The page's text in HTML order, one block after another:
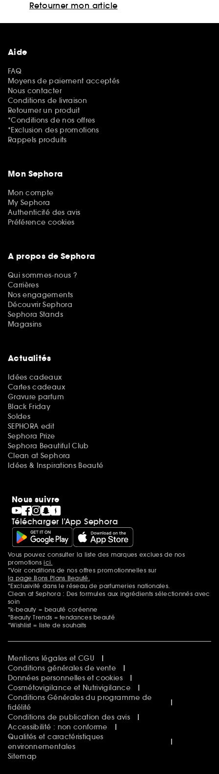
Retourner mon article
Aide
FAQ
Moyens de paiement acceptés
Nous contacter
Conditions de livraison
Retourner un produit
*Conditions de nos offres
*Exclusion des promotions
Rappels produits
Mon Sephora
Mon compte
My Sephora
Authenticité des avis
Préférence cookies
A propos de Sephora
Qui sommes-nous ?
Carrières
Nos engagements
Découvrir Sephora
Sephora Stands
Magasins
Actualités
Idées cadeaux
Cartes cadeaux
Gravure parfum
Black Friday
Soldes
SEPHORA edit
Sephora Prize
Sephora Beautiful Club
Clean at Sephora
Idées & Inspirations Beauté
Nous suivre
Télécharger l’App Sephora
Mentions additionnelles
Vous pouvez consulter la liste des marques exclues de nos
promotionsici.
*Voir conditions de nos offres promotionnelles sur
la page Bons Plans Beauté.
*Exclusivité dans le réseau de parfumeries nationales.
Clean at Sephora : Des formules aux ingrédients sélectionnés avec
soin
*k-beauty = beauté coréenne
*Beauty Trends = tendances beauté
*Wishlist = liste de souhaits
Mentions légales et CGU
Conditions générales de vente
Données personnelles et cookies
Cosmétovigilance et Nutrivigilance
Conditions Générales du programme de
fidélité
Conditions de publication des avis
Accessibilité : non conforme
Qualités et caractéristiques
environnementales
Sitemap